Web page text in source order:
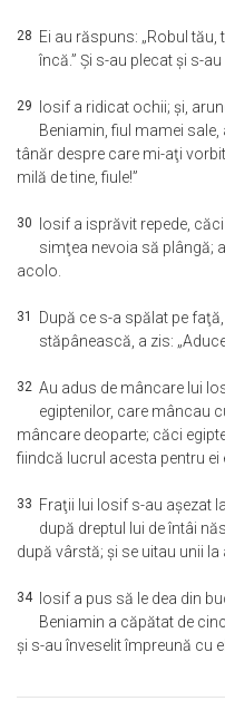
28 Ei au răspuns: „Robul
încă.” Şi s-au plecat şi s-
29
Iosif a ridicat ochii; şi,
Beniamin, fiul mamei sale,
tânăr despre care mi-aţi
milă de tine, fiule!”
30
Iosif a isprăvit repede,
simţea nevoia să plângă;
acolo.
31 După ce s-a spălat pe
stăpânească, a zis:
32 Au adus de mâncare lui
egiptenilor, care mâncau
mâncare deoparte; căci
fiindcă lucrul acesta pentru ei
33 Fraţii lui Iosif s-au aşezat
după dreptul lui de întâi
după vârstă; şi se uitau unii la
34
Iosif a pus să le dea din
Beniamin a căpătat de
şi s-au înveselit împreună cu el.